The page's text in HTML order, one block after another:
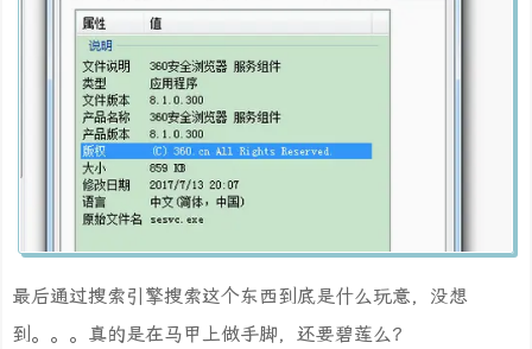
最后通过搜索引擎搜索这个东西到底是什么玩意，没想
到。。。真的是在马甲上做手脚，还要碧莲么？